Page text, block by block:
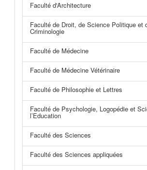
Faculté d'Architecture
Faculté de Droit, de Science Politique et
Criminologie
Faculté de Médecine
Faculté de Médecine Vétérinaire
Faculté de Philosophie et Lettres
Faculté de Psychologie, Logopédie et
l’Education
Faculté des Sciences
Faculté des Sciences appliquées